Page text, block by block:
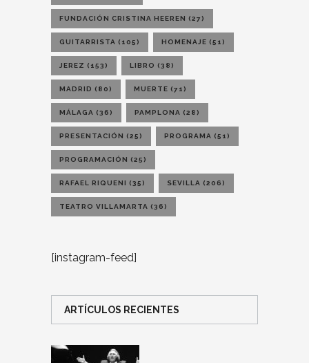
FUNDACIÓN CRISTINA HEEREN (27)
GUITARRISTA (105) HOMENAJE (51)
JEREZ (153) LIBRO (38)
MADRID (80) MUERTE (71)
MÁLAGA (36) PAMPLONA (28)
PRESENTACIÓN (25) PROGRAMA (51)
PROGRAMACIÓN (25)
RAFAEL RIQUENI (35) SEVILLA (206)
TEATRO VILLAMARTA (36)
[instagram-feed]
ARTÍCULOS RECIENTES